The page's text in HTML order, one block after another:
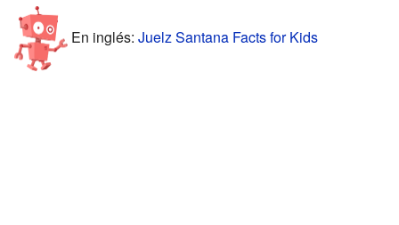
En inglés: Juelz Santana Facts for Kids